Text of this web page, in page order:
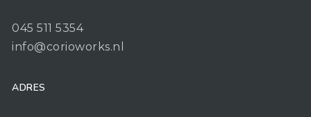
045 511 5354
info@corioworks.nl
ADRES